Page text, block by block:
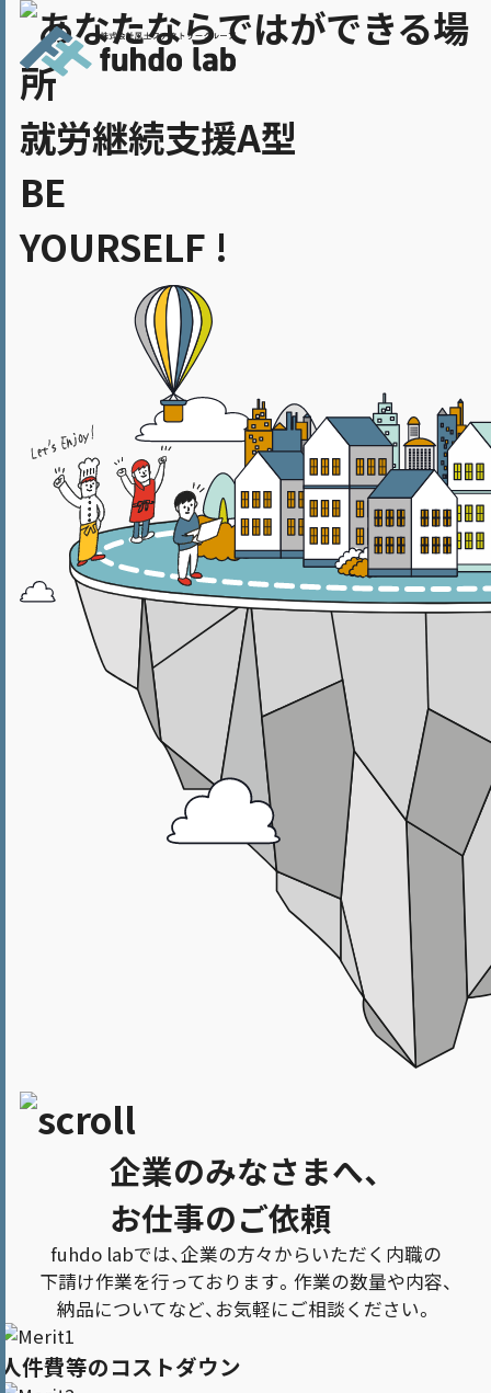
就労継続支援A型
BE
YOURSELF !
企業のみなさまへ、
お仕事のご依頼
fuhdo labでは、企業の方々からいただく内職の
下請け作業を行っております。 作業の数量や内容、
納品についてなど、お気軽にご相談ください。
人件費等のコストダウン